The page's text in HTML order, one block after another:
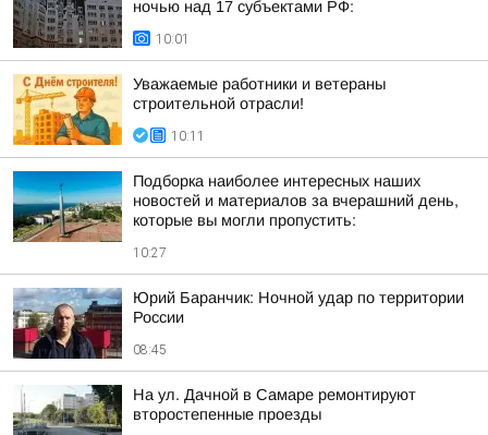
ночью над 17 субъектами РФ:
10:01
Уважаемые работники и ветераны
строительной отрасли!
10:11
Подборка наиболее интересных наших
новостей и материалов за вчерашний день,
которые вы могли пропустить:
10:27
Юрий Баранчик: Ночной удар по территории
России
08:45
На ул. Дачной в Самаре ремонтируют
второстепенные проезды